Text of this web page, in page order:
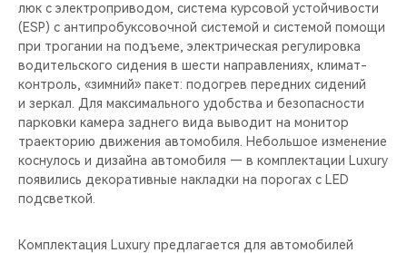
ВИДЕООБЗОРЫ
CHERY ДЛЯ ДЕТЕЙ
люк c электроприводом, система курсовой устойчивости
(ESP) с антипробуксовочной системой и системой помощи
при трогании на подъеме, электрическая регулировка
водительского сидения в шести направлениях, климат-
контроль, «зимний» пакет: подогрев передних сидений
и зеркал. Для максимального удобства и безопасности
парковки камера заднего вида выводит на монитор
траекторию движения автомобиля. Небольшое изменение
коснулось и дизайна автомобиля — в комплектации Luxury
появились декоративные накладки на порогах с LED
подсветкой.
Комплектация Luxury предлагается для автомобилей